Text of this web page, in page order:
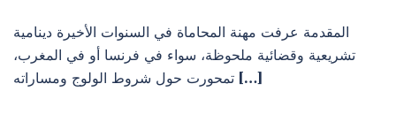
المقدمة عرفت مهنة المحاماة في السنوات الأخيرة دينامية
تشريعية وقضائية ملحوظة، سواء في فرنسا أو في المغرب،
تمحورت حول شروط الولوج ومساراته […]